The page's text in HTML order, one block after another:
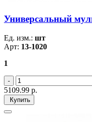
Универсальный
Ед. изм.: шт
Арт: 13-1020
1
5109.99 р.
Купить